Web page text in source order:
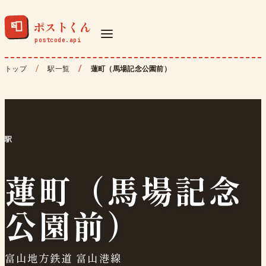
📮 ポストくん
トップ 駅一覧 蓮町（馬場記念公園前）
駅
蓮町（馬場記念
公園前）
富山地方鉄道 富山港線